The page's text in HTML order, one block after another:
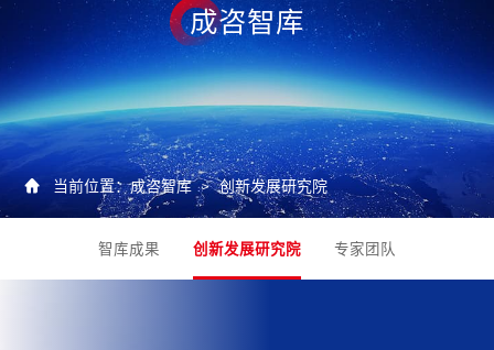
成咨智库
 当前位置：成咨智库 > 创新发展研究院
智库成果 创新发展研究院 专家团队